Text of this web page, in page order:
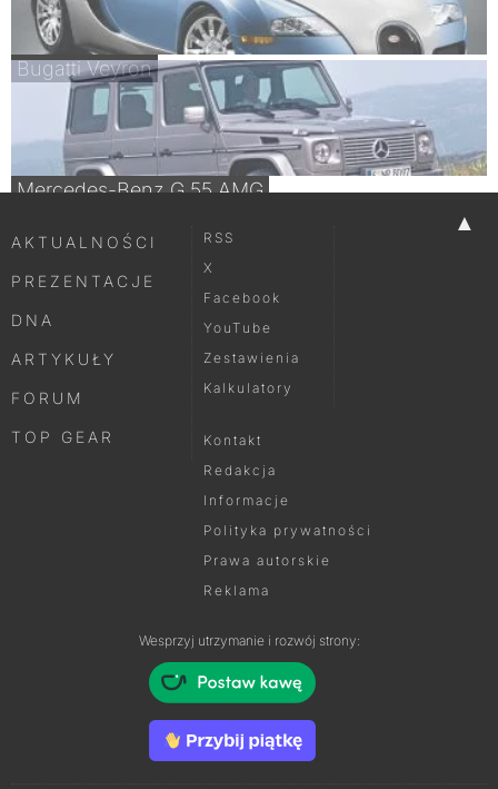
Bugatti Veyron
Mercedes-Benz G 55 AMG
▲
AKTUALNOŚCI
PREZENTACJE
DNA
ARTYKUŁY
FORUM
TOP GEAR
RSS
X
Facebook
YouTube
Zestawienia
Kalkulatory
Kontakt
Redakcja
Informacje
Polityka prywatności
Prawa autorskie
Reklama
Wesprzyj utrzymanie i rozwój strony: